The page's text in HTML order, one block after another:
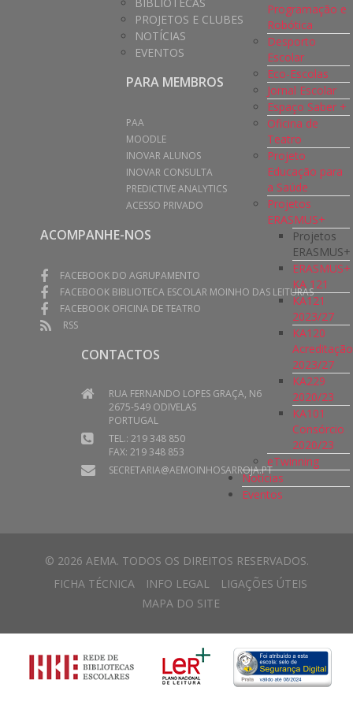
Programação e
Robótica
Desporto
Escolar
Eco-Escolas
Jornal Escolar
Espaço Saber +
Oficina de
Teatro
Projeto
Educação para
a Saúde
Projetos
ERASMUS+
Projetos
ERASMUS+
ERASMUS+
KA 121
KA121
2023/27
KA120
Acreditação
2023/27
KA229
2020/23
KA101
Consórcio
2020/23
eTwinning
Notícias
Eventos
PROJETOS E CLUBES
NOTÍCIAS
EVENTOS
PARA MEMBROS
PAA
MOODLE
INOVAR ALUNOS
INOVAR CONSULTA
PREDICTIVE ANALYTICS
ACESSO PRIVADO
ACOMPANHE-NOS
FACEBOOK DO AGRUPAMENTO
FACEBOOK BIBLIOTECA ESCOLAR MOINHO DAS LEITURAS
FACEBOOK OFICINA DE TEATRO
RSS
CONTACTOS
RUA FERNANDO LOPES GRAÇA, N6
2675-549 ODIVELAS
PORTUGAL
TEL.: 219 348 850
FAX: 219 348 853
SECRETARIA@AEMOINHOSARROJA.PT
© 2026 AEMA. TODOS OS DIREITOS RESERVADOS.
FICHA TÉCNICA
INFO LEGAL
LIGAÇÕES ÚTEIS
MAPA DO SITE